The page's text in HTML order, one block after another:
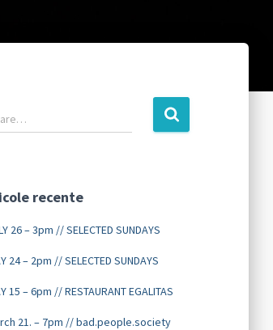
recente
26 – 3pm // SELECTED SUNDAYS
24 – 2pm // SELECTED SUNDAYS
15 – 6pm // RESTAURANT EGALITAS
21. – 7pm // bad.people.society